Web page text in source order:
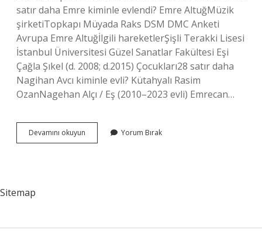
satır daha Emre kiminle evlendi? Emre AltuğMüzik
şirketiTopkapı Müyada Raks DSM DMC Anketi
Avrupa Emre Altuğİlgili hareketlerŞişli Terakki Lisesi
İstanbul Üniversitesi Güzel Sanatlar Fakültesi Eşi
Çağla Şıkel (d. 2008; d.2015) Çocukları28 satır daha
Nagihan Avcı kiminle evli? Kütahyalı Rasim
OzanNagehan Alçı / Eş (2010–2023 evli) Emrecan…
Devamını okuyun
Ayan
Yorum Bırak
Sitemap